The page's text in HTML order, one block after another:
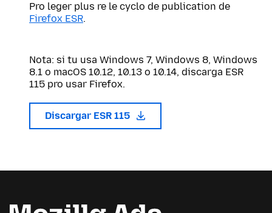
Pro leger plus re le cyclo de publication de
Firefox ESR.
Nota: si tu usa Windows 7, Windows 8, Windows
8.1 o macOS 10.12, 10.13 o 10.14, discarga ESR
115 pro usar Firefox.
Discargar ESR 115